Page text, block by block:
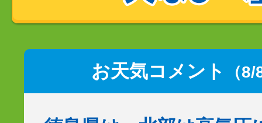
お天気コメント （